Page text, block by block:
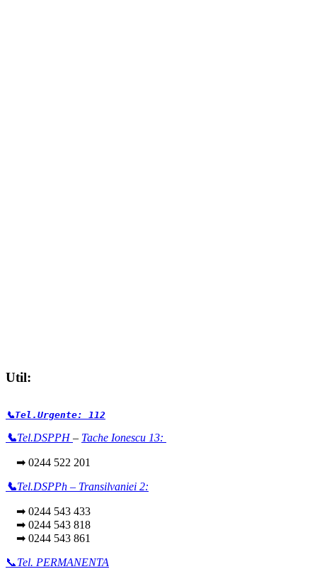
Util:
📞Tel.Urgente: 112
📞Tel.DSPPH– Tache Ionescu 13:
➡ 0244 522 201
📞Tel.DSPPh – Transilvaniei 2:
➡ 0244 543 433
➡ 0244 543 818
➡ 0244 543 861
📞Tel. PERMANENTA